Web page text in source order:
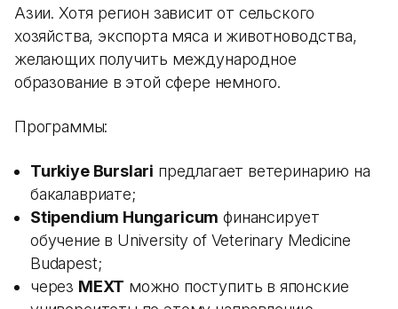
Азии. Хотя регион зависит от сельского
хозяйства, экспорта мяса и животноводства,
желающих получить международное
образование в этой сфере немного.
Программы:
Turkiye Burslari предлагает ветеринарию на
бакалавриате;
Stipendium Hungaricum финансирует
обучение в University of Veterinary Medicine
Budapest;
через MEXT можно поступить в японские